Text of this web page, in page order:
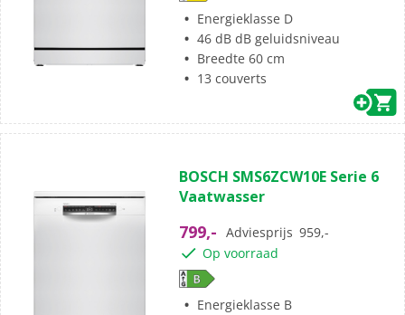
Energieklasse D
46 dB dB geluidsniveau
Breedte 60 cm
13 couverts
BOSCH SMS6ZCW10E Serie 6
Vaatwasser
799,- Adviesprijs 959,-
Op voorraad
Energieklasse B